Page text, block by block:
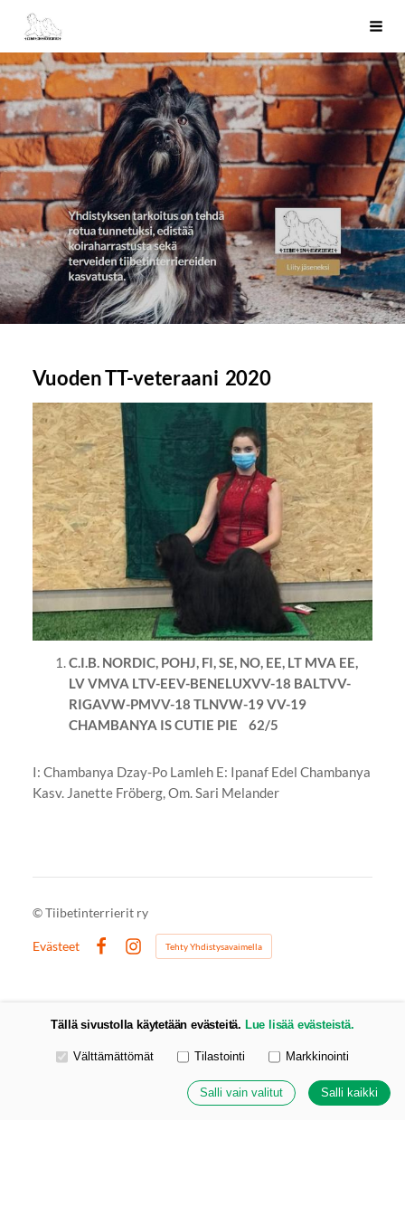
Siirry
sivun
sisältöön
Tiibetinterrierit ry
Vuoden TT-veteraani 2020
C.I.B. NORDIC, POHJ, FI, SE, NO, EE, LT MVA EE,
LV VMVA LTV-EEV-BENELUXVV-18 BALTVV-
RIGAVW-PMVV-18 TLNVW-19 VV-19
CHAMBANYA IS CUTIE PIE 62/5
I: Chambanya Dzay-Po Lamleh E: Ipanaf Edel Chambanya
Kasv. Janette Fröberg, Om. Sari Melander
©Tiibetinterrierit ry
Evästeet
Instagram
Tehty Yhdistysavaimella
Tällä sivustolla käytetään evästeitä. Lue lisää evästeistä.
Valitse käytettävät evästeet
Välttämättömät Tilastointi Markkinointi
Salli vain valitut Salli kaikki